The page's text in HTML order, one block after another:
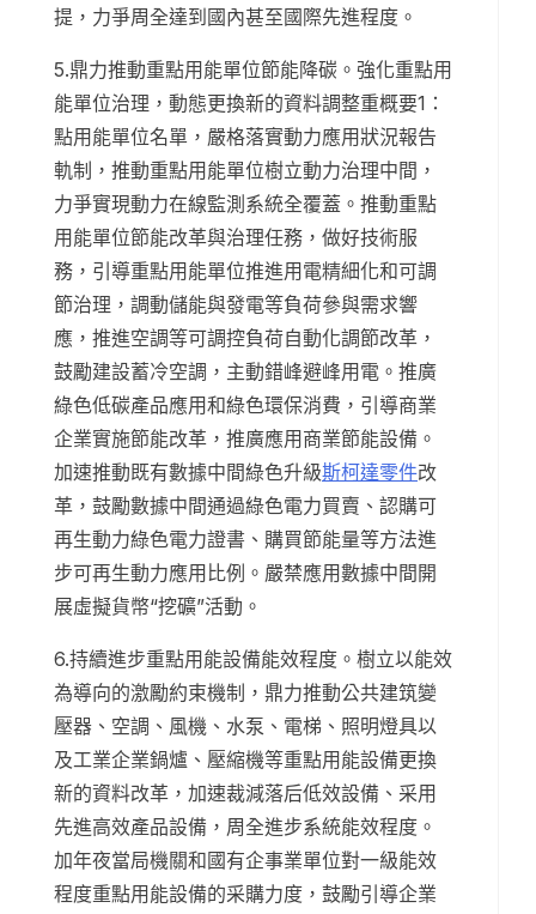
提，力爭周全達到國內甚至國際先進程度。
5.鼎力推動重點用能單位節能降碳。強化重點用
能單位治理，動態更換新的資料調整重概要1：
點用能單位名單，嚴格落實動力應用狀況報告
軌制，推動重點用能單位樹立動力治理中間，
力爭實現動力在線監測系統全覆蓋。推動重點
用能單位節能改革與治理任務，做好技術服
務，引導重點用能單位推進用電精細化和可調
節治理，調動儲能與發電等負荷參與需求響
應，推進空調等可調控負荷自動化調節改革，
鼓勵建設蓄冷空調，主動錯峰避峰用電。推廣
綠色低碳產品應用和綠色環保消費，引導商業
企業實施節能改革，推廣應用商業節能設備。
加速推動既有數據中間綠色升級斯柯達零件改
革，鼓勵數據中間通過綠色電力買賣、認購可
再生動力綠色電力證書、購買節能量等方法進
步可再生動力應用比例。嚴禁應用數據中間開
展虛擬貨幣“挖礦”活動。
6.持續進步重點用能設備能效程度。樹立以能效
為導向的激勵約束機制，鼎力推動公共建筑變
壓器、空調、風機、水泵、電梯、照明燈具以
及工業企業鍋爐、壓縮機等重點用能設備更換
新的資料改革，加速裁減落后低效設備、采用
先進高效產品設備，周全進步系統能效程度。
加年夜當局機關和國有企事業單位對一級能效
程度重點用能設備的采購力度，鼓勵引導企業